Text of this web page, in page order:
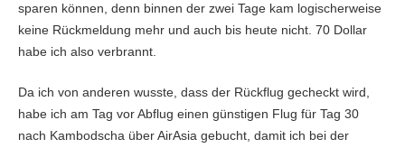
sparen können, denn binnen der zwei Tage kam logischerweise
keine Rückmeldung mehr und auch bis heute nicht. 70 Dollar
habe ich also verbrannt.
Da ich von anderen wusste, dass der Rückflug gecheckt wird,
habe ich am Tag vor Abflug einen günstigen Flug für Tag 30
nach Kambodscha über AirAsia gebucht, damit ich bei der